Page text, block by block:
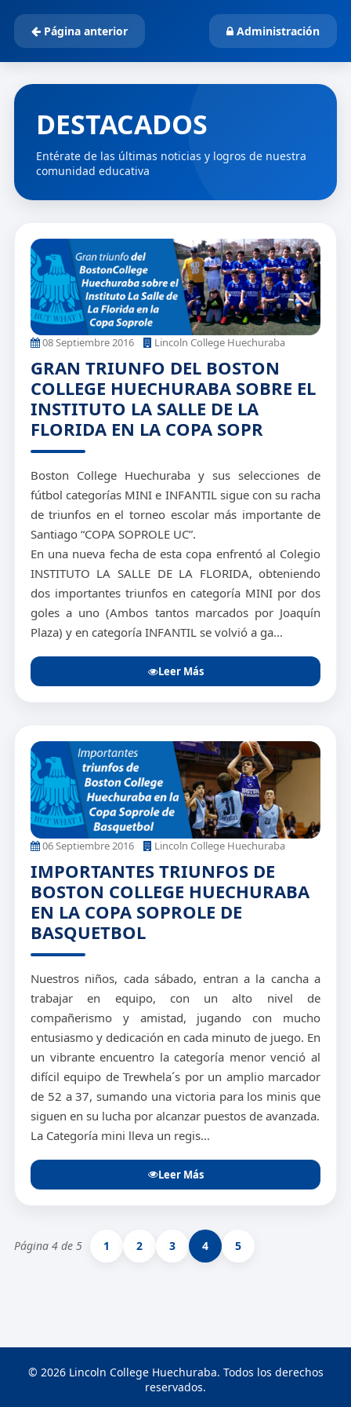
Página anterior Administración
DESTACADOS
Entérate de las últimas noticias y logros de nuestra
comunidad educativa
08 Septiembre 2016 Lincoln College Huechuraba
GRAN TRIUNFO DEL BOSTON
COLLEGE HUECHURABA SOBRE EL
INSTITUTO LA SALLE DE LA
FLORIDA EN LA COPA SOPR
Boston College Huechuraba y sus selecciones de
fútbol categorías MINI e INFANTIL sigue con su racha
de triunfos en el torneo escolar más importante de
Santiago “COPA SOPROLE UC”.
En una nueva fecha de esta copa enfrentó al Colegio
INSTITUTO LA SALLE DE LA FLORIDA, obteniendo
dos importantes triunfos en categoría MINI por dos
goles a uno (Ambos tantos marcados por Joaquín
Plaza) y en categoría INFANTIL se volvió a ga...
Leer Más
06 Septiembre 2016 Lincoln College Huechuraba
IMPORTANTES TRIUNFOS DE
BOSTON COLLEGE HUECHURABA
EN LA COPA SOPROLE DE
BASQUETBOL
Nuestros niños, cada sábado, entran a la cancha a
trabajar en equipo, con un alto nivel de
compañerismo y amistad, jugando con mucho
entusiasmo y dedicación en cada minuto de juego. En
un vibrante encuentro la categoría menor venció al
difícil equipo de Trewhela´s por un amplio marcador
de 52 a 37, sumando una victoria para los minis que
siguen en su lucha por alcanzar puestos de avanzada.
La Categoría mini lleva un regis...
Leer Más
Página 4 de 5 1 2 3 4 5
© 2026 Lincoln College Huechuraba. Todos los derechos
reservados.